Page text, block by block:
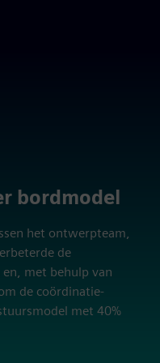
bordmodel
het ontwerpteam,
de
en, met behulp van
de coördinatie-
met 40%